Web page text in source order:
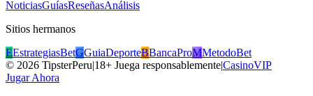
NoticiasGuíasReseñasAnálisis
Sitios hermanos
EEstrategiasBetGGuiaDeporteBBancaProMMetodoBet
© 2026 TipsterPeru|18+ Juega responsablemente|CasinoVIP
Jugar Ahora